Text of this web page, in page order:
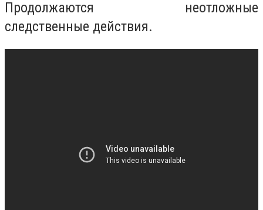
Продолжаются неотложные
следственные действия.